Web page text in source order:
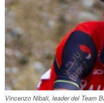
Vincenzo Nibali, leader del Team